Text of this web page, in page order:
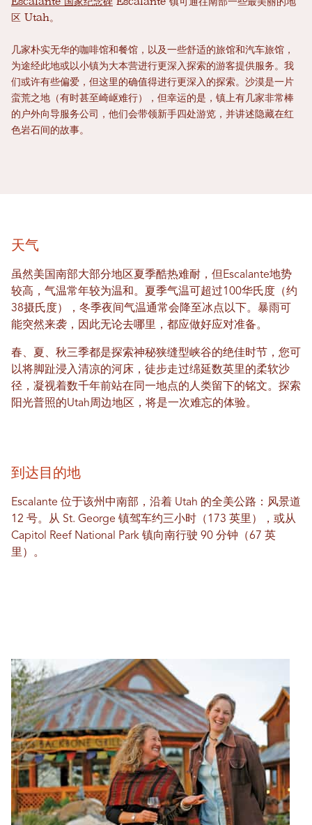
区 Utah。
几家朴实无华的咖啡馆和餐馆，以及一些舒适的旅馆和汽车旅馆，
为途经此地或以小镇为大本营进行更深入探索的游客提供服务。我
们或许有些偏爱，但这里的确值得进行更深入的探索。沙漠是一片
蛮荒之地（有时甚至崎岖难行），但幸运的是，镇上有几家非常棒
的户外向导服务公司，他们会带领新手四处游览，并讲述隐藏在红
色岩石间的故事。
天气
虽然美国南部大部分地区夏季酷热难耐，但Escalante地势
较高，气温常年较为温和。夏季气温可超过100华氏度（约
38摄氏度），冬季夜间气温通常会降至冰点以下。暴雨可
能突然来袭，因此无论去哪里，都应做好应对准备。
春、夏、秋三季都是探索神秘狭缝型峡谷的绝佳时节，您可
以将脚趾浸入清凉的河床，徒步走过绵延数英里的柔软沙
径，凝视着数千年前站在同一地点的人类留下的铭文。探索
阳光普照的Utah周边地区，将是一次难忘的体验。
到达目的地
Escalante 位于该州中南部，沿着 Utah 的全美公路：风景道
12 号。从 St. George 镇驾车约三小时（173 英里），或从
Capitol Reef National Park 镇向南行驶 90 分钟（67 英
里）。